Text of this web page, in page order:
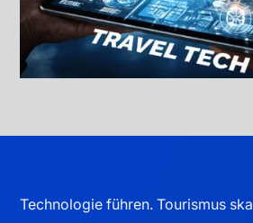
Technologie führen. Tourismus